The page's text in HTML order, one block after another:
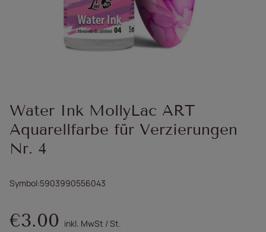
Water Ink MollyLac ART
Aquarellfarbe für Verzierungen
Nr. 4
Symbol 5903990556043
€3.00 inkl. MwSt /St.